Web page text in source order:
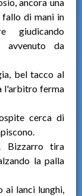
di mani in
giudicando
avvenuto da
bel tacco al
l'arbitro ferma
cerca di
Bizzarro tira
la palla
ai lanci lunghi,